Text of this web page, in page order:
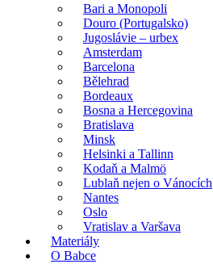
Bari a Monopoli
Douro (Portugalsko)
Jugoslávie – urbex
Amsterdam
Barcelona
Bělehrad
Bordeaux
Bosna a Hercegovina
Bratislava
Minsk
Helsinki a Tallinn
Kodaň a Malmö
Lublaň nejen o Vánocích
Nantes
Oslo
Vratislav a Varšava
Materiály
O Babce